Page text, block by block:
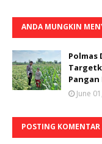
ANDA MUNGKIN
Polmas
June
POSTING KOMENTAR